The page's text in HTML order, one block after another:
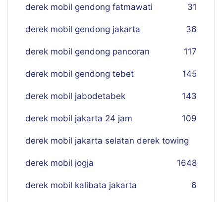
derek mobil gendong fatmawati 31
derek mobil gendong jakarta 36
derek mobil gendong pancoran 117
derek mobil gendong tebet 145
derek mobil jabodetabek 143
derek mobil jakarta 24 jam 109
derek mobil jakarta selatan derek towing
48
derek mobil jogja 16
derek mobil kalibata jakarta 6